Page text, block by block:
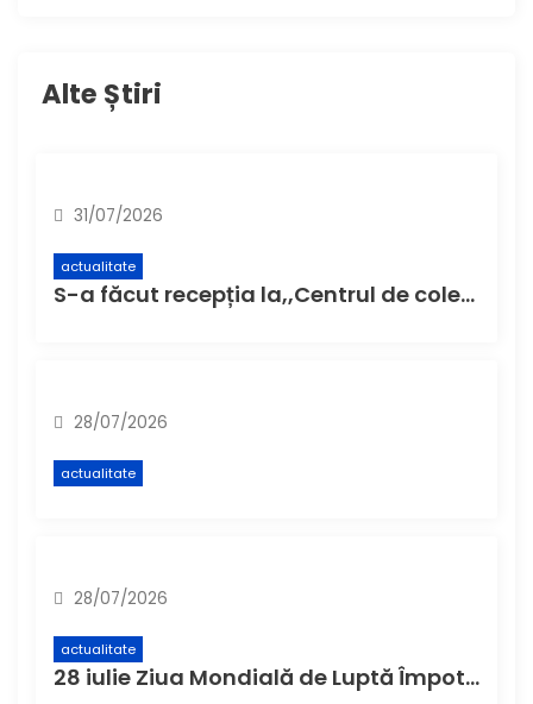
Alte Știri
31/07/2026
actualitate
S-a făcut recepția la,,Centrul de colectare cu aport voluntar” (CAV), unde buzoienii pot aduce deșeuri care nu încap în pubela de acasă
28/07/2026
actualitate
28/07/2026
actualitate
28 iulie Ziua Mondială de Luptă Împotriva Hepatitei